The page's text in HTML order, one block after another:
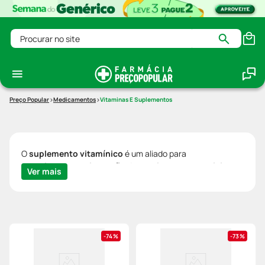
Procurar no site
Medicamentos Vitaminas E Suplementos
Osuplemento vitamínico é um aliado para
complementar a ingestão de nutrientes essenciais
contribuindo para o equilíbrio do organismo. Em casos de
A deficiência de vitaminas acontece quando a alimentação
não fornece todos os nutrientes necessários, podendo se
manifestar por cansaço constante, queda da imunidade e
Ver mais
74% 73%